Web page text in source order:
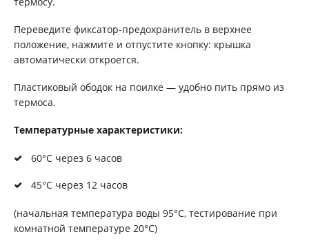
Переведите фиксатор-предохранитель в верхнее
положение, нажмите и отпустите кнопку: крышка
автоматически откроется.
Пластиковый ободок на поилке — удобно пить прямо из
термоса.
Температурные характеристики:
60°С через 6 часов
45°С через 12 часов
(начальная температура воды 95°C, тестирование при
комнатной температуре 20°C)